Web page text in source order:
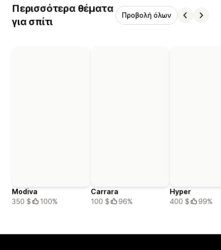
Περισσότερα θέματα
για σπίτι
Προβολή όλων
Modiva
350 $
100%
Carrara
100 $
96%
Hyper
400 $
99%